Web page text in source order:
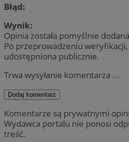
Błąd:
Wynik:
Opinia została pomyślnie
Po przeprowadzeniu
udostępniona publicznie.
Trwa wysyłanie komentarza ...
Dodaj komentarz
Komentarze są prywatnymi
Wydawca portalu nie ponosi
treść.